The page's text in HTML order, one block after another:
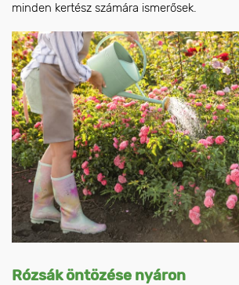
minden kertész számára ismerősek.
Rózsák öntözése nyáron